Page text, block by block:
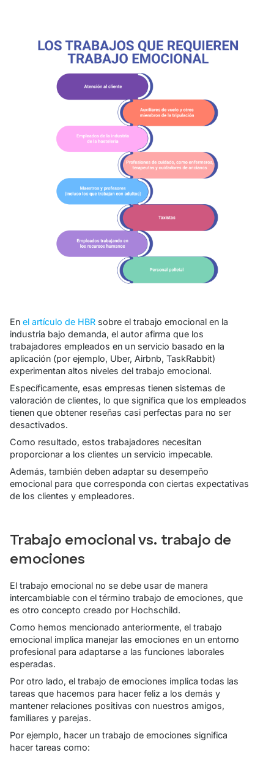
En el artículo de HBR sobre el trabajo emocional en la
industria bajo demanda, el autor afirma que los
trabajadores empleados en un servicio basado en la
aplicación (por ejemplo, Uber, Airbnb, TaskRabbit)
experimentan altos niveles del trabajo emocional.
Específicamente, esas empresas tienen sistemas de
valoración de clientes, lo que significa que los empleados
tienen que obtener reseñas casi perfectas para no ser
desactivados.
Como resultado, estos trabajadores necesitan
proporcionar a los clientes un servicio impecable.
Además, también deben adaptar su desempeño
emocional para que corresponda con ciertas expectativas
de los clientes y empleadores.
Trabajo emocional vs. trabajo de
emociones
El trabajo emocional no se debe usar de manera
intercambiable con el término trabajo de emociones, que
es otro concepto creado por Hochschild.
Como hemos mencionado anteriormente, el trabajo
emocional implica manejar las emociones en un entorno
profesional para adaptarse a las funciones laborales
esperadas.
Por otro lado, el trabajo de emociones implica todas las
tareas que hacemos para hacer feliz a los demás y
mantener relaciones positivas con nuestros amigos,
familiares y parejas.
Por ejemplo, hacer un trabajo de emociones significa
hacer tareas como: